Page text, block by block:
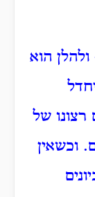
ולהלן הוא
של
וכשאין